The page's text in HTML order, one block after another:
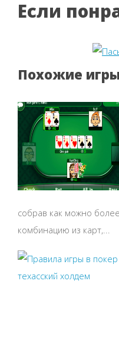
Если
Похожие
собрав как можно
комбинацию из карт,...